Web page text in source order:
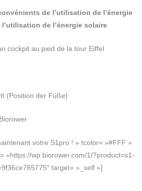
de l’utilisation de l’énergie
de l’énergie solaire
cockpit au pied de la tour Eiffel
(Position der Füße)
votre S1pro ! » tcolor= »#FFF »
»https://wp.biorower.com/1/?product=s1-
target= »_self »]